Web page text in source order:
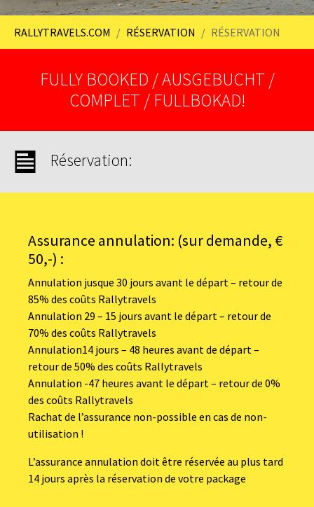
RALLYTRAVELS.COM RÉSERVATION RÉSERVATION
FULLY BOOKED / AUSGEBUCHT /
COMPLET / FULLBOKAD!
Réservation:
Assurance annulation: (sur demande, €
50,-) :
Annulation jusque 30 jours avant le départ – retour de
85% des coûts Rallytravels
Annulation 29 – 15 jours avant le départ – retour de
70% des coûts Rallytravels
Annulation14 jours – 48 heures avant de départ –
retour de 50% des coûts Rallytravels
Annulation -47 heures avant le départ – retour de 0%
des coûts Rallytravels
Rachat de l’assurance non-possible en cas de non-
utilisation !
L’assurance annulation doit être réservée au plus tard
14 jours après la réservation de votre package